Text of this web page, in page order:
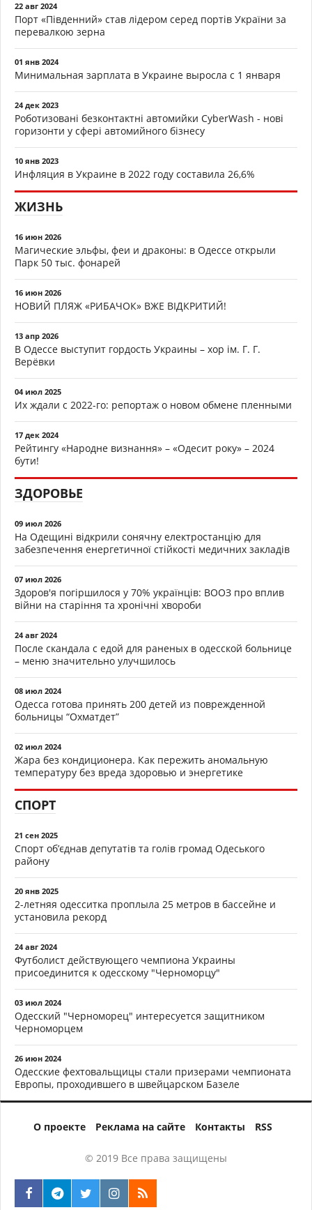
22 авг 2024
Порт «Південний» став лідером серед портів України за
перевалкою зерна
01 янв 2024
Минимальная зарплата в Украине выросла с 1 января
24 дек 2023
Роботизовані безконтактні автомийки CyberWash - нові
горизонти у сфері автомийного бізнесу
10 янв 2023
Инфляция в Украине в 2022 году составила 26,6%
ЖИЗНЬ
16 июн 2026
Магические эльфы, феи и драконы: в Одессе открыли
Парк 50 тыс. фонарей
16 июн 2026
НОВИЙ ПЛЯЖ «РИБАЧОК» ВЖЕ ВІДКРИТИЙ!
13 апр 2026
В Одессе выступит гордость Украины – хор ім. Г. Г.
Верёвки
04 июл 2025
Их ждали с 2022-го: репортаж о новом обмене пленными
17 дек 2024
Рейтингу «Народне визнання» – «Одесит року» – 2024
бути!
ЗДОРОВЬЕ
09 июл 2026
На Одещині відкрили сонячну електростанцію для
забезпечення енергетичної стійкості медичних закладів
07 июл 2026
Здоров'я погіршилося у 70% українців: ВООЗ про вплив
війни на старіння та хронічні хвороби
24 авг 2024
После скандала с едой для раненых в одесской больнице
– меню значительно улучшилось
08 июл 2024
Одесса готова принять 200 детей из поврежденной
больницы “Охматдет”
02 июл 2024
Жара без кондиционера. Как пережить аномальную
температуру без вреда здоровью и энергетике
СПОРТ
21 сен 2025
Спорт об’єднав депутатів та голів громад Одеського
району
20 янв 2025
2-летняя одесситка проплыла 25 метров в бассейне и
установила рекорд
24 авг 2024
Футболист действующего чемпиона Украины
присоединится к одесскому "Черноморцу"
03 июл 2024
Одесский "Черноморец" интересуется защитником
Черноморцем
26 июн 2024
Одесские фехтовальщицы стали призерами чемпионата
Европы, проходившего в швейцарском Базеле
О проекте Реклама на сайте Контакты RSS
© 2019 Все права защищены